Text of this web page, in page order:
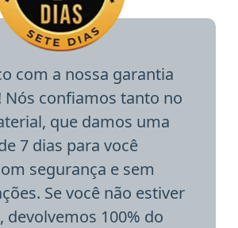
com a nossa garantia
Nós confiamos tanto no
que damos uma
7 dias para você
segurança e sem
Se você não estiver
devolvemos 100% do